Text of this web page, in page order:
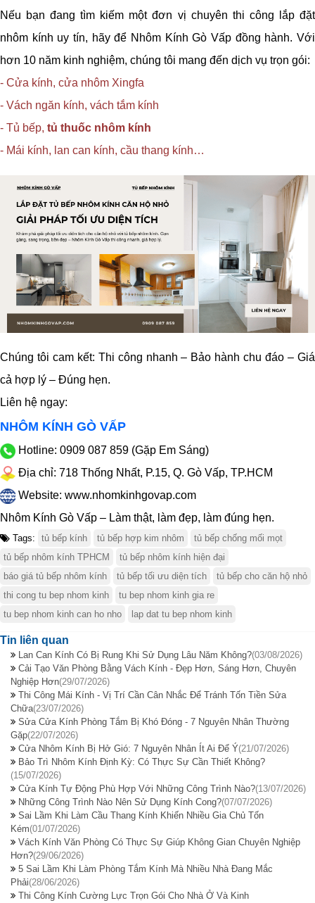
Nếu bạn đang tìm kiếm một đơn vị chuyên thi công lắp đặt
nhôm kính uy tín, hãy để Nhôm Kính Gò Vấp đồng hành. Với
hơn 10 năm kinh nghiệm, chúng tôi mang đến dịch vụ trọn gói:
- Cửa kính, cửa nhôm Xingfa
- Vách ngăn kính, vách tắm kính
- Tủ bếp, tủ thuốc nhôm kính
- Mái kính, lan can kính, cầu thang kính…
Chúng tôi cam kết: Thi công nhanh – Bảo hành chu đáo – Giá
cả hợp lý – Đúng hẹn.
Liên hệ ngay:
NHÔM KÍNH GÒ VẤP
Hotline: 0909 087 859 (Gặp Em Sáng)
Địa chỉ: 718 Thống Nhất, P.15, Q. Gò Vấp, TP.HCM
Website: www.nhomkinhgovap.com
Nhôm Kính Gò Vấp – Làm thật, làm đẹp, làm đúng hẹn.
Tags: tủ bếp kính tủ bếp hợp kim nhôm
tủ bếp chống mối mọt
tủ bếp nhôm kính TPHCM
tủ bếp nhôm kính hiện đại
báo giá tủ bếp nhôm kính
tủ bếp tối ưu diện tích
tủ bếp cho căn hộ nhỏ
thi cong tu bep nhom kinh
tu bep nhom kinh gia re
tu bep nhom kinh can ho nho
lap dat tu bep nhom kinh
Tin liên quan
Lan Can Kính Có Bị Rung Khi Sử Dụng Lâu Năm Không?(03/08/2026)
Cải Tạo Văn Phòng Bằng Vách Kính - Đẹp Hơn, Sáng Hơn, Chuyên
Nghiệp Hơn(29/07/2026)
Thi Công Mái Kính - Vị Trí Cần Cân Nhắc Để Tránh Tốn Tiền Sửa
Chữa(23/07/2026)
Sửa Cửa Kính Phòng Tắm Bị Khó Đóng - 7 Nguyên Nhân Thường
Gặp(22/07/2026)
Cửa Nhôm Kính Bị Hở Gió: 7 Nguyên Nhân Ít Ai Để Ý(21/07/2026)
Bảo Trì Nhôm Kính Định Kỳ: Có Thực Sự Cần Thiết Không?
(15/07/2026)
Cửa Kính Tự Động Phù Hợp Với Những Công Trình Nào?(13/07/2026)
Những Công Trình Nào Nên Sử Dụng Kính Cong?(07/07/2026)
Sai Lầm Khi Làm Cầu Thang Kính Khiến Nhiều Gia Chủ Tốn
Kém(01/07/2026)
Vách Kính Văn Phòng Có Thực Sự Giúp Không Gian Chuyên Nghiệp
Hơn?(29/06/2026)
5 Sai Lầm Khi Làm Phòng Tắm Kính Mà Nhiều Nhà Đang Mắc
Phải(28/06/2026)
Thi Công Kính Cường Lực Trọn Gói Cho Nhà Ở Và Kinh